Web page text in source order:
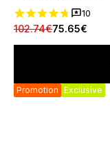
10
102.74€75.65€
Promotion Exclusive